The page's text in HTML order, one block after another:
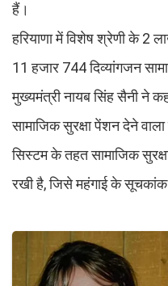
हैं।
हरियाणा में विशेष श्रेणी के 2
11 हजार 744 दिव्यांगजन
मुख्यमंत्री नायब सिंह सैनी ने
सामाजिक सुरक्षा पेंशन देने
सिस्टम के तहत सामाजिक
रखी है, जिसे महंगाई के सूचकांक